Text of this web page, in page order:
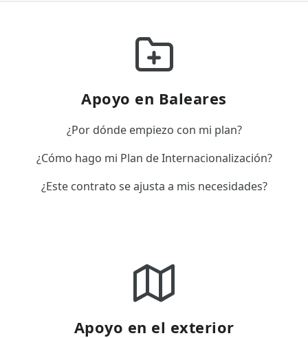
Apoyo en Baleares
¿Por dónde empiezo con mi plan?
¿Cómo hago mi Plan de Internacionalización?
¿Este contrato se ajusta a mis necesidades?
Apoyo en el exterior